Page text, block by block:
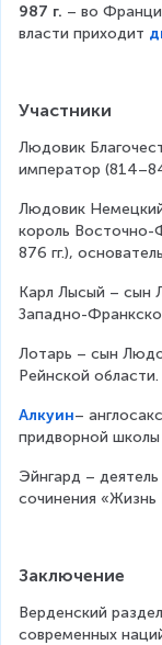
987 г. – во
власти приходит
Участники
Людовик
император
Людовик
король Восточно-
876 гг.),
Карл Лысый – сын
Западно-
Лотарь – сын
Рейнской области.
Алкуин–
придворной школы
Эйнгард –
сочинения «Жизнь
Заключение
Верденский
современных